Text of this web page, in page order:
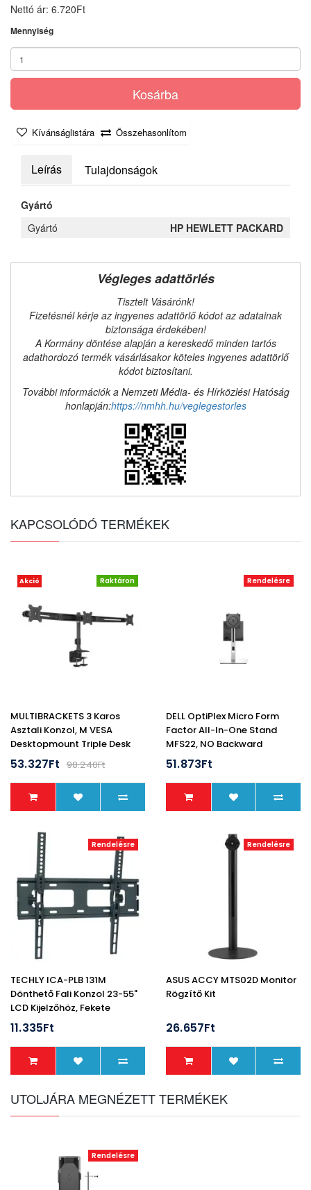
Nettó ár: 6.720Ft
Mennyiség
Kosárba
Kívánságlistára Összehasonlítom
Leírás Tulajdonságok
Gyártó
Gyártó
HP HEWLETT PACKARD
Végleges adattörlés
Tisztelt Vásárónk!
Fizetésnél kérje az ingyenes adattörlő kódot az adatainak
biztonsága érdekében!
A Kormány döntése alapján a kereskedő minden tartós
adathordozó termék vásárlásakor köteles ingyenes adattörlő
kódot biztosítani.
További információk a Nemzeti Média- és Hírközlési Hatóság
honlapján:https://nmhh.hu/veglegestorles
KAPCSOLÓDÓ TERMÉKEK
Akció Raktáron
MULTIBRACKETS 3 Karos
Asztali Konzol, M VESA
Desktopmount Triple Desk
Clamp 15"-24"
53.327Ft 98.240Ft
Rendelésre
DELL OptiPlex Micro Form
Factor All-In-One Stand
MFS22, NO Backward
Compatible
51.873Ft
Rendelésre
TECHLY ICA-PLB 131M
Dönthető Fali Konzol 23-55"
LCD Kijelzőhöz, Fekete
11.335Ft
Rendelésre
ASUS ACCY MTS02D Monitor
Rögzítő Kit
26.657Ft
UTOLJÁRA MEGNÉZETT TERMÉKEK
Rendelésre